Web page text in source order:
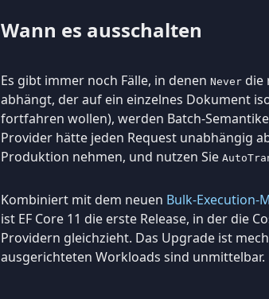
Wann es ausschalten
Es gibt immer noch Fälle, in denen Never die
abhängt, der auf ein einzelnes Dokument
fortfahren wollen), werden Batch-
Provider hätte jeden Request unabhängig
Produktion nehmen, und nutzen Sie
Kombiniert mit dem neuen Bulk-Execution-
ist EF Core 11 die erste Release, in der die
Providern gleichzieht. Das Upgrade ist
ausgerichteten Workloads sind unmittelbar.